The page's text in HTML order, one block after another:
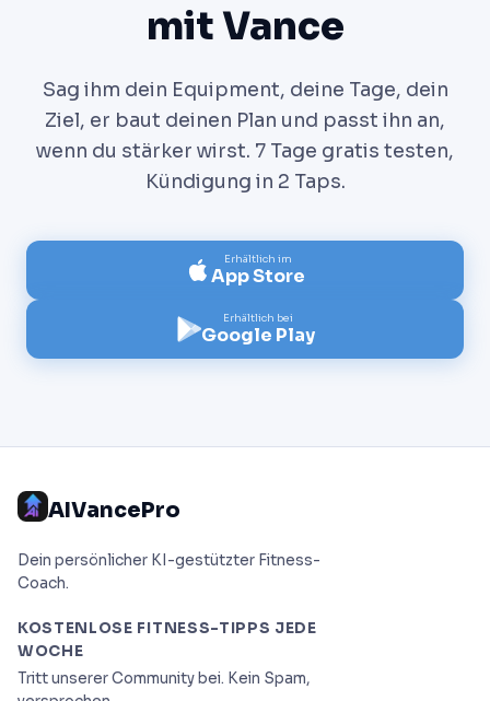
mit Vance
Sag ihm dein Equipment, deine Tage, dein
Ziel, er baut deinen Plan und passt ihn an,
wenn du stärker wirst. 7 Tage gratis testen,
Kündigung in 2 Taps.
Erhältlich im
App Store
Erhältlich bei
Google Play
AIVancePro
Dein persönlicher KI-gestützter Fitness-
Coach.
KOSTENLOSE FITNESS-TIPPS JEDE
WOCHE
Tritt unserer Community bei. Kein Spam,